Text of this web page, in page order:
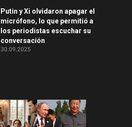
Putin y Xi olvidaron apagar el
micrófono, lo que permitió a
los periodistas escuchar su
conversación
30.09.2025